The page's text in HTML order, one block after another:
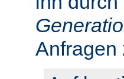
Anfragen